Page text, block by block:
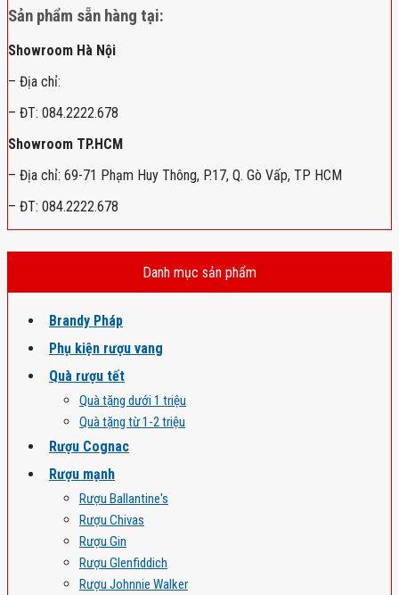
Sản phẩm sẵn hàng tại:
Showroom Hà Nội
– Địa chỉ:
– ĐT: 084.2222.678
Showroom TP.HCM
– Địa chỉ: 69-71 Phạm Huy Thông, P.17, Q. Gò Vấp, TP HCM
– ĐT: 084.2222.678
Danh mục sản phẩm
Brandy Pháp
Phụ kiện rượu vang
Quà rượu tết
Quà tặng dưới 1 triệu
Quà tặng từ 1-2 triệu
Rượu Cognac
Rượu mạnh
Rượu Ballantine's
Rượu Chivas
Rượu Gin
Rượu Glenfiddich
Rượu Johnnie Walker